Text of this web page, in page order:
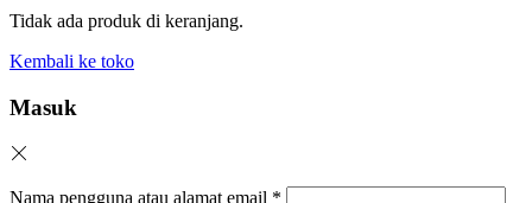
Tidak ada produk di keranjang.
Kembali ke toko
Masuk
Nama pengguna atau alamat email *